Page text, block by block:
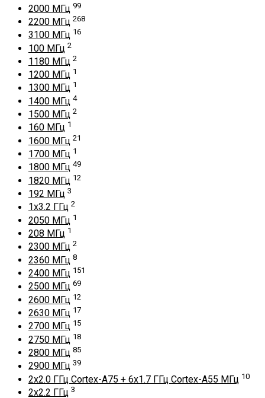
2000 МГц 99
2200 МГц 268
3100 МГц 16
100 МГц 2
1180 МГц 2
1200 МГц 1
1300 МГц 1
1400 МГц 4
1500 МГц 2
160 МГц 1
1600 МГц 21
1700 МГц 1
1800 МГц 49
1820 МГц 12
192 МГц 3
1x3.2 ГГц 2
2050 МГц 1
208 МГц 1
2300 МГц 2
2360 МГц 8
2400 МГц 151
2500 МГц 69
2600 МГц 12
2630 МГц 17
2700 МГц 15
2750 МГц 18
2800 МГц 85
2900 МГц 39
2x2.0 ГГц Cortex-A75 + 6x1.7 ГГц Cortex-A55 МГц 10
2x2.2 ГГц 3